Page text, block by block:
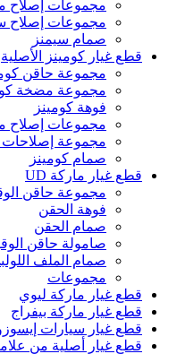
مجموعات إصلاح
مجموعات إصلاح
صمام سيمنز
قطع غيار كومينز الأصلية
مجموعة حاقن
مجموعة مضخة
فوهة كومينز
مجموعات إصلاح
مجموعة
صمام كومينز
قطع غيار ماركة UD
مجموعة حاقن
فوهة الحقن
صمام الحقن
صامولة حاقن
صمام الملف
مجموعات
قطع غيار ماركة ليوي
قطع غيار ماركة بيفراج
قطع غيار سيارات
قطع غيار أصلية من